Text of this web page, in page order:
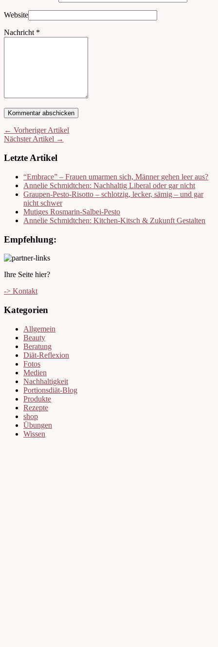
Website
Nachricht *
← Vorheriger Artikel
Nächster Artikel →
Letzte Artikel
“Embrace” – Frauen umarmen sich, Männer gehen leer aus?
Annelie Schmidtchen: Nachhaltig Liberal oder gar nicht
Graupen-Pesto-Risotto – schlotzig, lecker, sämig – und gar
nicht schwer
Mutiges Rosmarin-Salbei-Pesto
Annelie Schmidtchen: Kitchen-Kitsch & Zukunft Gestalten
Empfehlung:
Ihre Seite hier?
-> Kontakt
Kategorien
Allgemein
Beauty
Beratung
Diät-Reflexion
Fotos
Medien
Nachhaltigkeit
Portionsdiät-Blog
Produkte
Rezepte
shop
Übungen
Wissen